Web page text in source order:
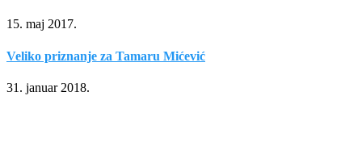
15. maj 2017.
Veliko priznanje za Tamaru Mićević
31. januar 2018.